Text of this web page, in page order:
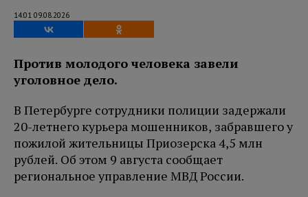
14:01 09.08.2026
Против молодого человека завели
уголовное дело.
В Петербурге сотрудники полиции задержали
20-летнего курьера мошенников, забравшего у
пожилой жительницы Приозерска 4,5 млн
рублей. Об этом 9 августа сообщает
региональное управление МВД России.